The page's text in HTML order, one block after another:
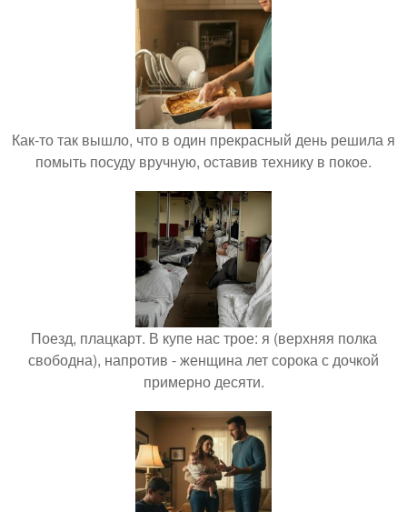
Как-то так вышло, что в один прекрасный день решила я
помыть посуду вручную, оставив технику в покое.
Поезд, плацкарт. В купе нас трое: я (верхняя полка
свободна), напротив - женщина лет сорока с дочкой
примерно десяти.